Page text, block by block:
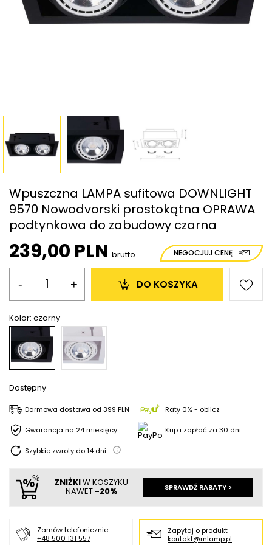
Wpuszczna LAMPA sufitowa DOWNLIGHT
9570 Nowodvorski prostokątna OPRAWA
podtynkowa do zabudowy czarna
239,00 PLN brutto NEGOCJUJ CENĘ
Kolor: czarny
- + DO KOSZYKA
Dostępny
Darmowa dostawa od 399 PLN Raty 0% - oblicz
Gwarancja na 24 miesięcy Kup i zapłać za 30 dni
Szybkie zwroty do14 dni
ZNIŻKIW KOSZYKU
NAWET -20% SPRAWDŹ RABATY >
Zamów telefonicznie
+48 500 131 557
Zapytaj o produkt
kontakt@mlamp.pl